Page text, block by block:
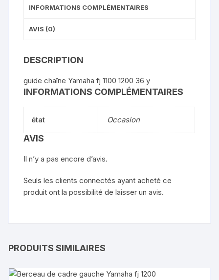
INFORMATIONS COMPLÉMENTAIRES
AVIS (0)
DESCRIPTION
guide chaîne Yamaha fj 1100 1200 36 y
INFORMATIONS COMPLÉMENTAIRES
état Occasion
AVIS
Il n’y a pas encore d’avis.
Seuls les clients connectés ayant acheté ce
produit ont la possibilité de laisser un avis.
PRODUITS SIMILAIRES